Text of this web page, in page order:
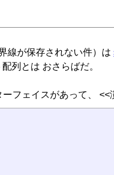
線が保存されない件）は
列とは おさらばだ。
フェイスがあって、